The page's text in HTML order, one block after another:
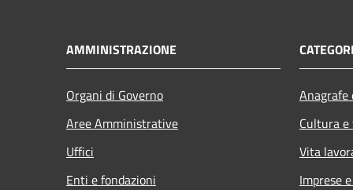
AMMINISTRAZIONE
Organi di Governo
Aree Amministrative
Uffici
Enti e fondazioni
Cultura
Vita
Imprese